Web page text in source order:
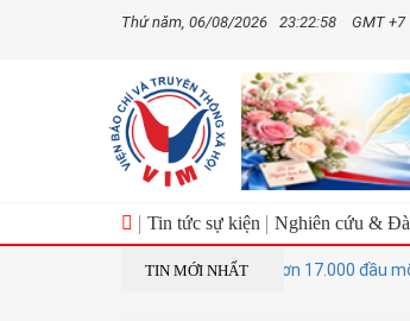
Thứ năm, 06/08/2026 23:22:58 GMT +7
Tin tức sự kiện Nghiên cứu &
TIN MỚI NHẤT
Dự kiến giảm hơn 17.000 đầu mối